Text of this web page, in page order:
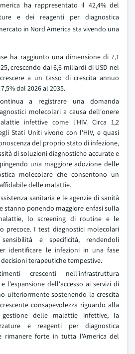
ha rappresentato il 42,4% del
e dei reagenti per diagnostica
in Nord America sta vivendo una
ha raggiunto una dimensione di 7,1
crescendo dai 6,6 miliardi di USD nel
a un tasso di crescita annuo
dal 2026 al 2035.
a registrare una domanda
molecolari a causa dell'onere
infettive come l'HIV. Circa 1,2
Stati Uniti vivono con l'HIV, e quasi
del proprio stato di infezione,
di soluzioni diagnostiche accurate e
una maggiore adozione delle
molecolare che consentono un
delle malattie.
sanitaria e le agenzie di sanità
stanno ponendo maggiore enfasi sulla
lo screening di routine e le
precoce. I test diagnostici molecolari
e specificità, rendendoli
identificare le infezioni in una fase
terapeutiche tempestive.
crescenti nell'infrastruttura
l'espansione dell'accesso ai servizi di
ulteriormente sostenendo la crescita
consapevolezza riguardo alla
delle malattie infettive, la
e reagenti per diagnostica
rimanere forte in tutta l'America del